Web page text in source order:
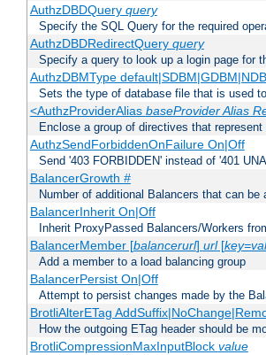
AuthzDBDQuery query
Specify the SQL Query for the required
AuthzDBDRedirectQuery query
Specify a query to look up a login page for
AuthzDBMType
Sets the type of database file that is used
<AuthzProviderAlias baseProvider Alias
Enclose a group of directives that
AuthzSendForbiddenOnFailure On|Off
Send '403 FORBIDDEN' instead of '401
BalancerGrowth #
Number of additional Balancers that can be
BalancerInherit On|Off
Inherit ProxyPassed Balancers/Workers
BalancerMember [balancerurl] url[
Add a member to a load balancing group
BalancerPersist On|Off
Attempt to persist changes made by the
BrotliAlterETag
How the outgoing ETag header should be
BrotliCompressionMaxInputBlock value